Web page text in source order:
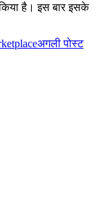
है। इस बार इसके
अगली पोस्ट